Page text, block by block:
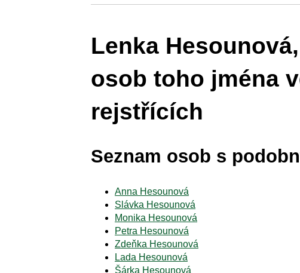
Lenka
osob toho jména
rejstřících
Seznam osob s
Anna Hesounová
Slávka Hesounová
Monika Hesounová
Petra Hesounová
Zdeňka Hesounová
Lada Hesounová
Šárka Hesounová